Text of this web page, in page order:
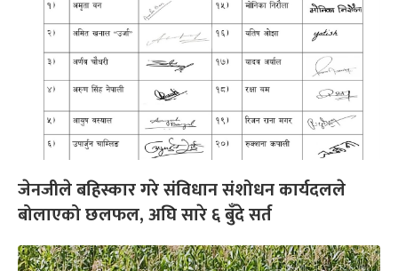
जेनजीले बहिस्कार गरे संविधान संशोधन कार्यदलले
बोलाएको छलफल, अघि सारे ६ बुँदे सर्त